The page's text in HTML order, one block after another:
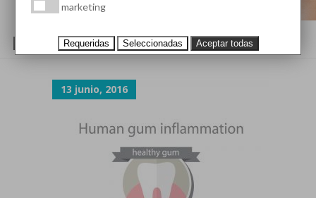
PERIODONTITIS BARCELONA
13 junio, 2016
marketing
Requeridas Seleccionadas Aceptar todas